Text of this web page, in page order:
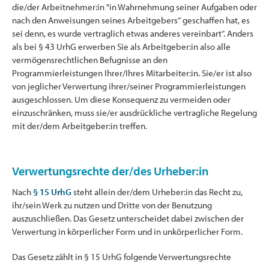
die/der Arbeitnehmer:in "in Wahrnehmung seiner Aufgaben oder
nach den Anweisungen seines Arbeitgebers“ geschaffen hat, es
sei denn, es wurde vertraglich etwas anderes vereinbart“. Anders
als bei § 43 UrhG erwerben Sie als Arbeitgeber:in also alle
vermögensrechtlichen Befugnisse an den
Programmierleistungen Ihrer/Ihres Mitarbeiter:in. Sie/er ist also
von jeglicher Verwertung ihrer/seiner Programmierleistungen
ausgeschlossen. Um diese Konsequenz zu vermeiden oder
einzuschränken, muss sie/er ausdrückliche vertragliche Regelung
mit der/dem Arbeitgeber:in treffen.
Verwertungsrechte der/des Urheber:in
Nach§ 15 UrhG steht allein der/dem Urheber:in das Recht zu,
ihr/sein Werk zu nutzen und Dritte von der Benutzung
auszuschließen. Das Gesetz unterscheidet dabei zwischen der
Verwertung in körperlicher Form und in unkörperlicher Form.
Das Gesetz zählt in § 15 UrhG folgende Verwertungsrechte